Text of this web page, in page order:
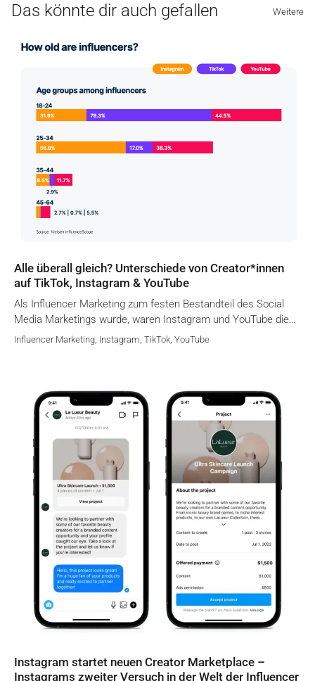
Das könnte dir auch gefallen Weitere
Alle überall gleich? Unterschiede von Creator*innen
auf TikTok, Instagram & YouTube
Als Influencer Marketing zum festen Bestandteil des Social
Media Marketings wurde, waren Instagram und YouTube die…
Influencer Marketing, Instagram, TikTok, YouTube
Instagram startet neuen Creator Marketplace –
Instagrams zweiter Versuch in der Welt der Influencer